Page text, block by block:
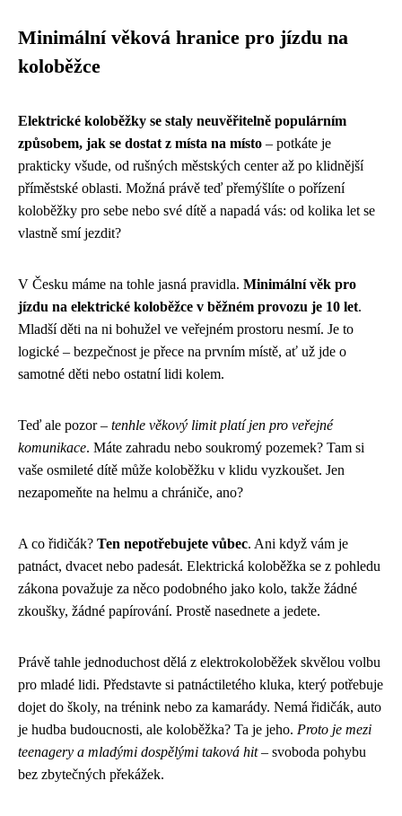
Minimální věková hranice pro jízdu na
koloběžce
Elektrické koloběžky se staly neuvěřitelně populárním
způsobem, jak se dostat z místa na místo – potkáte je
prakticky všude, od rušných městských center až po klidnější
příměstské oblasti. Možná právě teď přemýšlíte o pořízení
koloběžky pro sebe nebo své dítě a napadá vás: od kolika let se
vlastně smí jezdit?
V Česku máme na tohle jasná pravidla. Minimální věk pro
jízdu na elektrické koloběžce v běžném provozu je 10 let.
Mladší děti na ni bohužel ve veřejném prostoru nesmí. Je to
logické – bezpečnost je přece na prvním místě, ať už jde o
samotné děti nebo ostatní lidi kolem.
Teď ale pozor – tenhle věkový limit platí jen pro veřejné
komunikace. Máte zahradu nebo soukromý pozemek? Tam si
vaše osmileté dítě může koloběžku v klidu vyzkoušet. Jen
nezapomeňte na helmu a chrániče, ano?
A co řidičák? Ten nepotřebujete vůbec. Ani když vám je
patnáct, dvacet nebo padesát. Elektrická koloběžka se z pohledu
zákona považuje za něco podobného jako kolo, takže žádné
zkoušky, žádné papírování. Prostě nasednete a jedete.
Právě tahle jednoduchost dělá z elektrokoloběžek skvělou volbu
pro mladé lidi. Představte si patnáctiletého kluka, který potřebuje
dojet do školy, na trénink nebo za kamarády. Nemá řidičák, auto
je hudba budoucnosti, ale koloběžka? Ta je jeho. Proto je mezi
teenagery a mladými dospělými taková hit– svoboda pohybu
bez zbytečných překážek.